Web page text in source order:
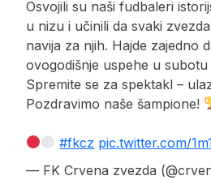
Osvojili su naši fudbaleri
u nizu i učinili da svaki
navija za njih. Hajde zajedno
ovogodišnje uspehe u subotu
Spremite se za spektakl –
Pozdravimo naše šampione!
#fkcz pic.twitter.com/
— FK Crvena zvezda